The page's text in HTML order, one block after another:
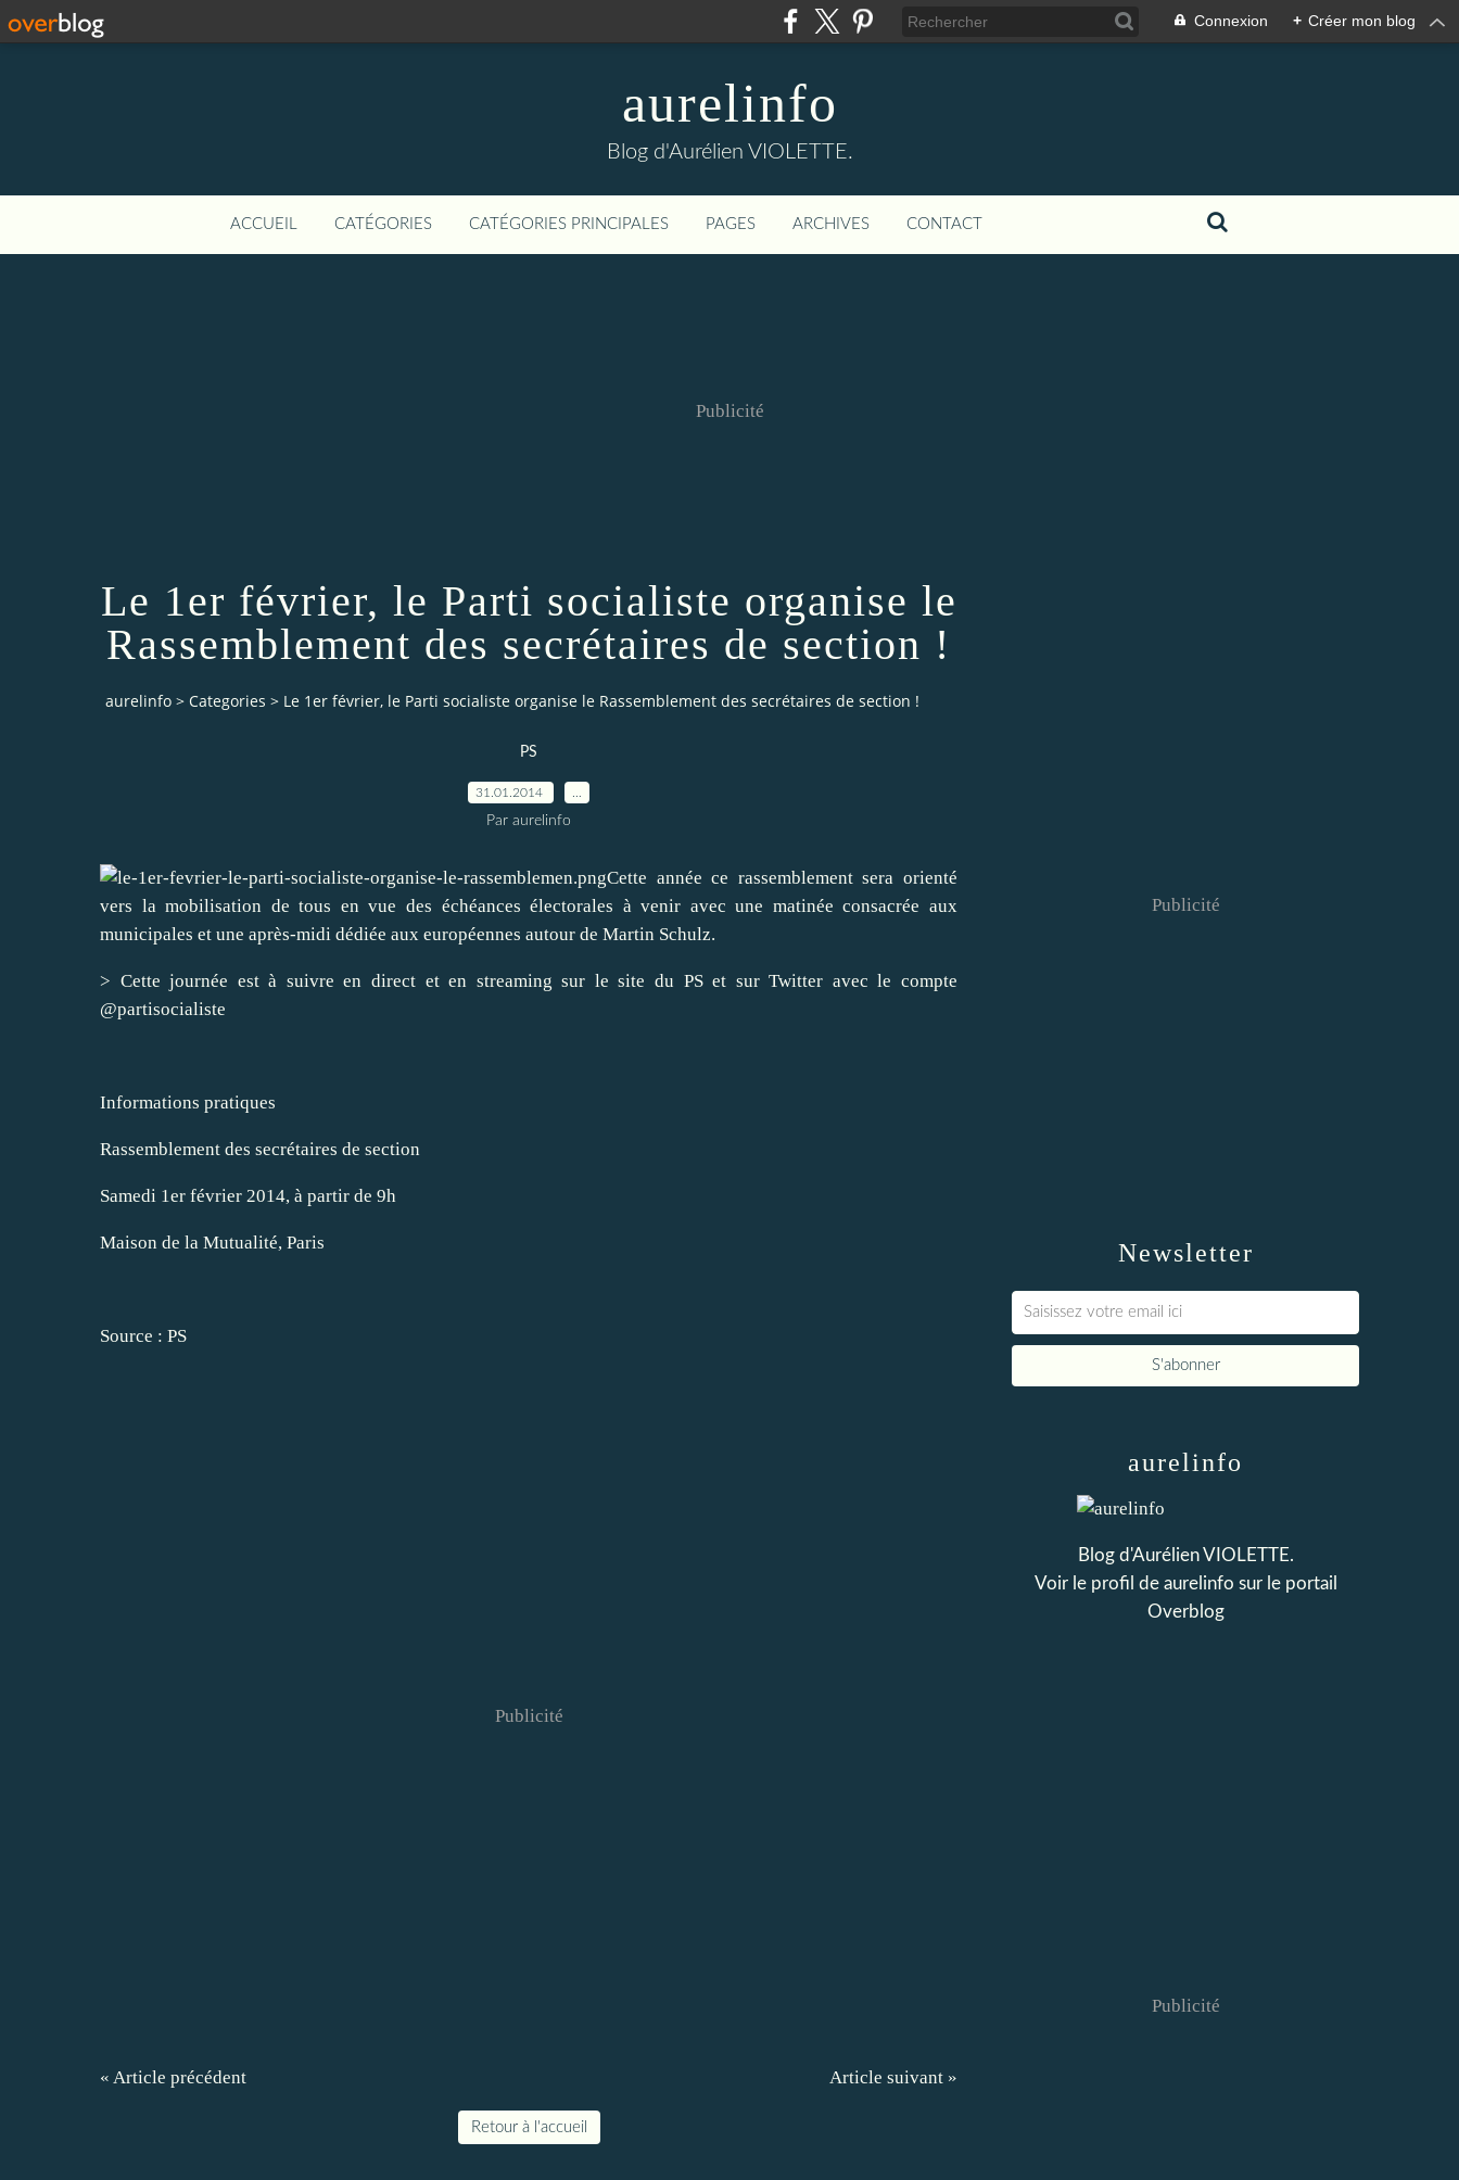
Connexion + Créer mon blog
aurelinfo
Blog d'Aurélien VIOLETTE.
ACCUEIL CATÉGORIES CATÉGORIES PRINCIPALES PAGES ARCHIVES CONTACT
Publicité
Le 1er février, le Parti socialiste organise le
Rassemblement des secrétaires de section !
aurelinfo > Categories > Le 1er février, le Parti socialiste organise le Rassemblement des secrétaires de section !
PS
31.01.2014
Par aurelinfo
Cette année ce rassemblement sera orienté
vers la mobilisation de tous en vue des échéances électorales à venir avec une matinée consacrée aux
municipales et une après-midi dédiée aux européennes autour de Martin Schulz.
> Cette journée est à suivre en direct et en streaming sur le site du PS et sur Twitter avec le compte
@partisocialiste
Informations pratiques
Rassemblement des secrétaires de section
Samedi 1er février 2014, à partir de 9h
Maison de la Mutualité, Paris
Source : PS
Publicité
« Article précédent Article suivant »
Retour à l'accueil
Newsletter
Publicité
aurelinfo
Blog d'Aurélien VIOLETTE.
Voir le profil de aurelinfo sur le portail
Overblog
Publicité